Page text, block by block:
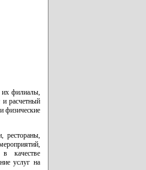
их филиалы,
и расчетный
физические
рестораны,
качестве
услуг на